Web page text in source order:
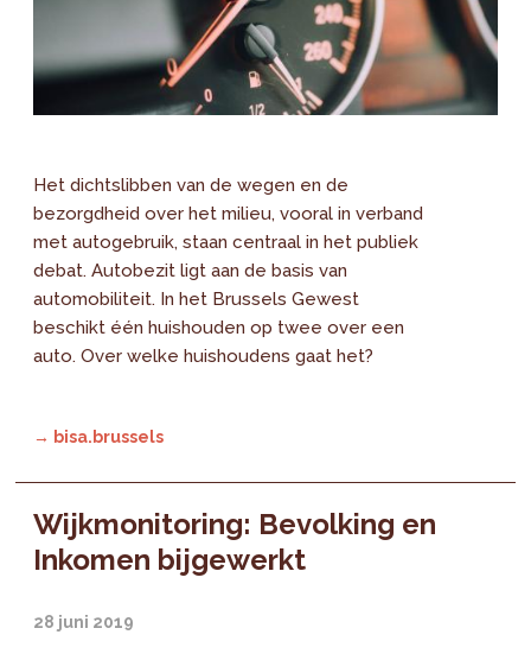
Het dichtslibben van de wegen en de
bezorgdheid over het milieu, vooral in verband
met autogebruik, staan centraal in het publiek
debat. Autobezit ligt aan de basis van
automobiliteit. In het Brussels Gewest
beschikt één huishouden op twee over een
auto. Over welke huishoudens gaat het?
→ bisa.brussels
Wijkmonitoring: Bevolking en
Inkomen bijgewerkt
28 juni 2019